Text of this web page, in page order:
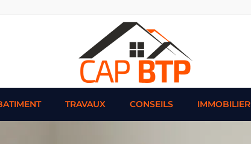
TRAVAUX CONSEILS IMMOBILIER